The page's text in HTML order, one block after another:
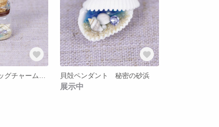
貝殻ペンダント 秘密の砂浜
展示中